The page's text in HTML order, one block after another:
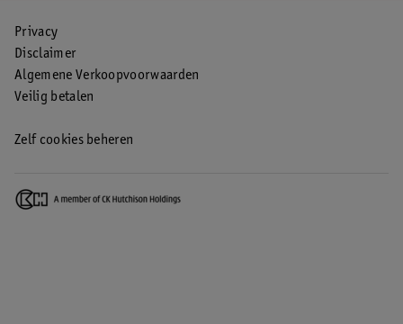
Privacy
Disclaimer
Algemene Verkoopvoorwaarden
Veilig betalen
Zelf cookies beheren